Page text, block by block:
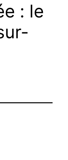
: le